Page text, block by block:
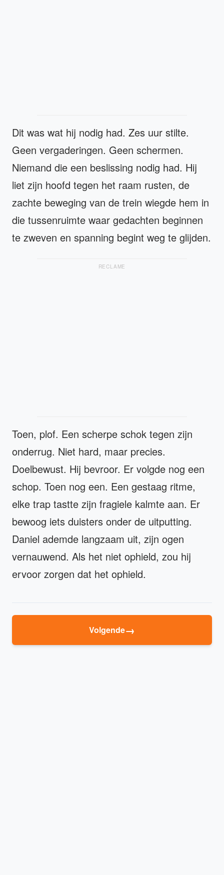
Dit was wat hij nodig had. Zes uur stilte.
Geen vergaderingen. Geen schermen.
Niemand die een beslissing nodig had. Hij
liet zijn hoofd tegen het raam rusten, de
zachte beweging van de trein wiegde hem in
die tussenruimte waar gedachten beginnen
te zweven en spanning begint weg te glijden.
RECLAME
Toen, plof. Een scherpe schok tegen zijn
onderrug. Niet hard, maar precies.
Doelbewust. Hij bevroor. Er volgde nog een
schop. Toen nog een. Een gestaag ritme,
elke trap tastte zijn fragiele kalmte aan. Er
bewoog iets duisters onder de uitputting.
Daniel ademde langzaam uit, zijn ogen
vernauwend. Als het niet ophield, zou hij
ervoor zorgen dat het ophield.
Volgende→